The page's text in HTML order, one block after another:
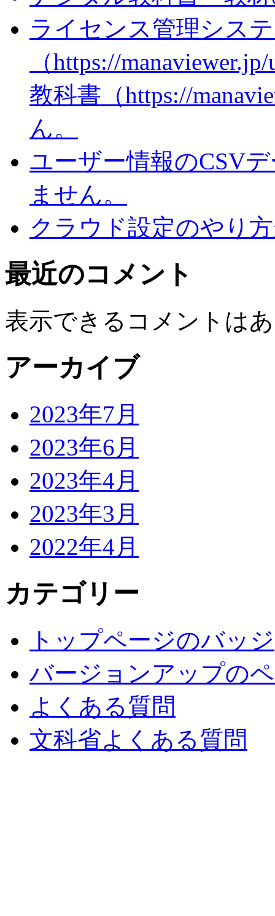
ライセンス管理シス
（https://
教科書（https://
ん。
ユーザー情報のCSV
ません。
クラウド設定のやり
最近のコメント
表示できるコメントは
アーカイブ
2023年7月
2023年6月
2023年4月
2023年3月
2022年4月
カテゴリー
トップページのバッジ
バージョンアップの
よくある質問
文科省よくある質問